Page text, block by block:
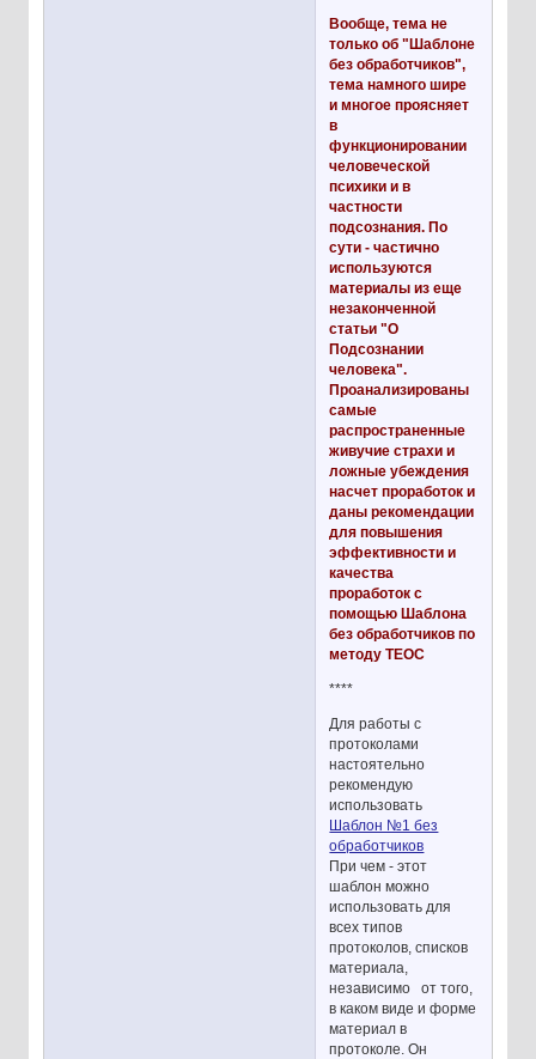
Вообще, тема не
только об "Шаблоне
без обработчиков",
тема намного шире
и многое проясняет
в
функционировании
человеческой
психики и в
частности
подсознания. По
сути - частично
используются
материалы из еще
незаконченной
статьи "О
Подсознании
человека".
Проанализированы
самые
распространенные
живучие страхи и
ложные убеждения
насчет проработок и
даны рекомендации
для повышения
эффективности и
качества
проработок с
помощью Шаблона
без обработчиков по
методу ТЕОС
****
Для работы с
протоколами
настоятельно
рекомендую
использовать
Шаблон №1 без
обработчиков
При чем - этот
шаблон можно
использовать для
всех типов
протоколов, списков
материала,
независимо от того,
в каком виде и форме
материал в
протоколе. Он